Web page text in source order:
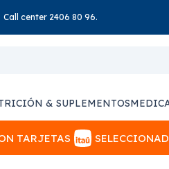
Call center 2406 80 96.
& SUPLEMENTOS
TARJETAS